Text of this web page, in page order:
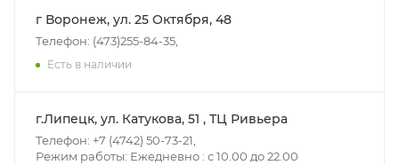
г Воронеж, ул. 25 Октября, 48
Телефон: (473)255-84-35,
Есть в наличии
г.Липецк, ул. Катукова, 51 , ТЦ Ривьера
Телефон: +7 (4742) 50-73-21,
Режим работы: Ежедневно : с 10.00 до 22.00